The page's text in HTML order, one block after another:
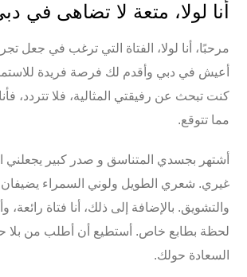
أنا لولا، متعة لا تضاهى في
مرحبًا، أنا لولا، الفتاة التي ترغب في جعل
أعيش في دبي وأقدم لك فرصة فريدة
كنت تبحث عن رفيقتي المثالية، فلا تتردد،
مما تتوقع.
أشتهر بجسدي المتناسق و صدر كبير يجعلني
غيري. شعري الطويل ولوني السمراء يضيفان
والتشويق. بالإضافة إلى ذلك، أنا فتاة
لحظة بطابع خاص. أستطيع أن أطلب من بلا
السعادة حولك.